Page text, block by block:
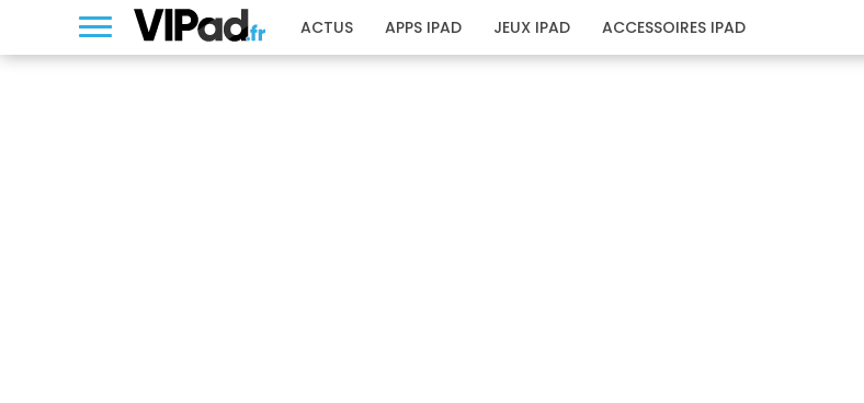
ACTUS APPS IPAD JEUX IPAD ACCESSOIRES IPAD